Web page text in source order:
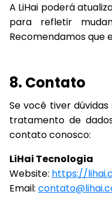
A LiHai poderá
para refletir
Recomendamos que
8. Contato
Se você tiver
tratamento de
contato conosco:
LiHai Tecnologia
Website: https://
Email: